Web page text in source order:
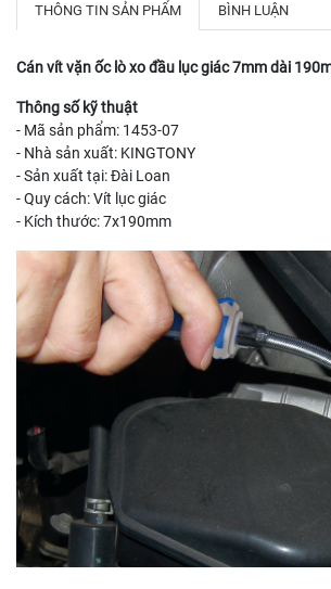
THÔNG TIN SẢN PHẨM BÌNH LUẬN
Cán vít vặn ốc lò xo đầu lục giác 7mm dài
Thông số kỹ thuật
- Mã sản phẩm: 1453-07
- Nhà sản xuất: KINGTONY
- Sản xuất tại: Đài Loan
- Quy cách: Vít lục giác
- Kích thước: 7x190mm